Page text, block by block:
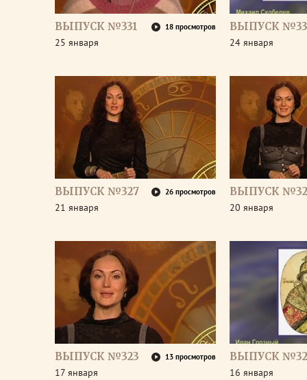
ВЫПУСК №331 18 просмотров
25 января
ВЫПУСК
24 января
ВЫПУСК №327 26 просмотров
21 января
ВЫПУСК
20 января
ВЫПУСК №323 13 просмотров
17 января
ВЫПУСК
16 января